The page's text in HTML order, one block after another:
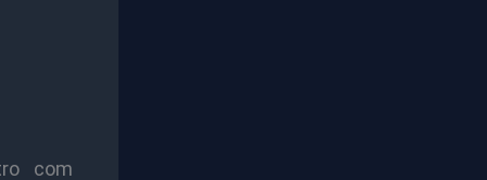
com